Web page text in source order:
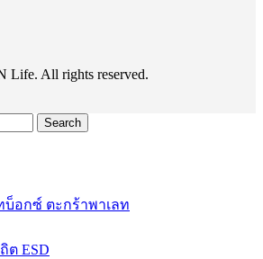
Life. All rights reserved.
Search
บ็อกซ์ ตะกร้าพาเลท
ต ESD